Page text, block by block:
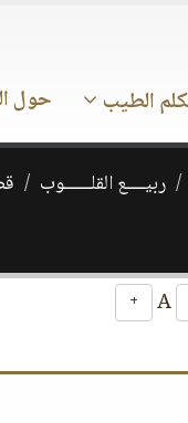
الطيب حول
ربيــــع القلــــــوب
+